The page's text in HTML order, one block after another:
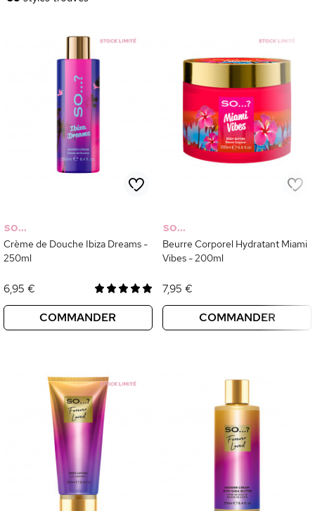
SO...
Crème de Douche Ibiza Dreams -
250ml
6,95 €
COMMANDER
SO...
Beurre Corporel Hydratant Miami
Vibes - 200ml
7,95 €
COMMANDER